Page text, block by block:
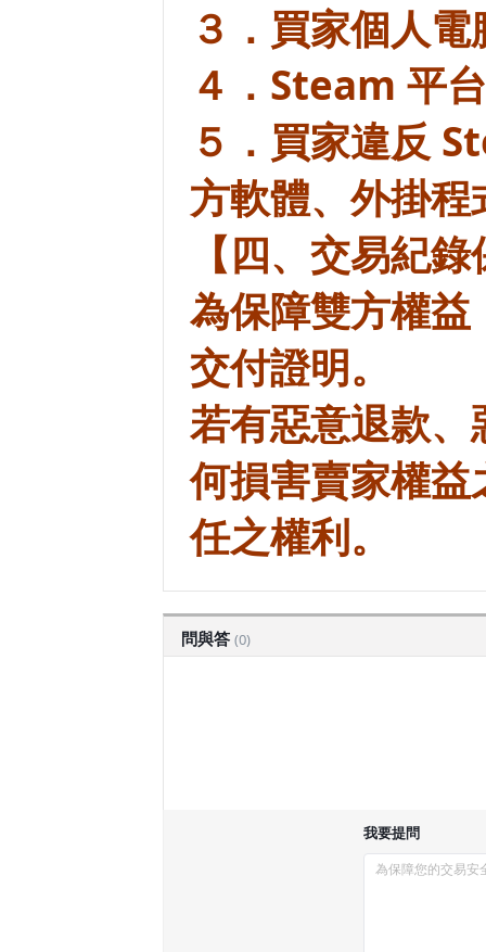
３．買家個人
４．Steam 平
５．買家違反
方軟體、外掛程
【四、交易紀
為保障雙方權
交付證明。
若有惡意退款
何損害賣家權
任之權利。
問與答 (0)
我要提問